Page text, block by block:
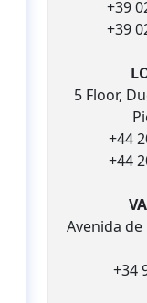
+39
+39
5 Floor,
+44
+44
Avenida
+34